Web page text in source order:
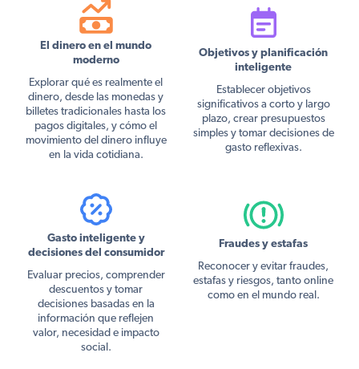
El dinero en el mundo
moderno
Explorar qué es realmente el
dinero, desde las monedas y
billetes tradicionales hasta los
pagos digitales, y cómo el
movimiento del dinero influye
en la vida cotidiana.
Objetivos y planificación
inteligente
Establecer objetivos
significativos a corto y largo
plazo, crear presupuestos
simples y tomar decisiones de
gasto reflexivas.
Gasto inteligente y
decisiones del consumidor
Evaluar precios, comprender
descuentos y tomar
decisiones basadas en la
información que reflejen
valor, necesidad e impacto
social.
Fraudes y estafas
Reconocer y evitar fraudes,
estafas y riesgos, tanto online
como en el mundo real.